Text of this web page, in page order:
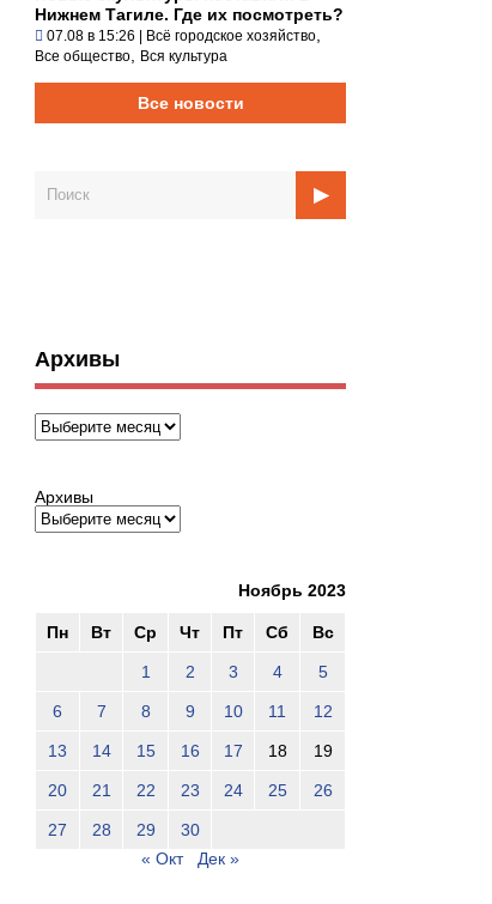
Нижнем Тагиле. Где их посмотреть?
07.08 в 15:26 | Всё городское хозяйство
Все общество Вся культура
Все новости
Архивы
Архивы
Архивы
Ноябрь 2023
Пн Вт Ср Чт Пт Сб Вс
1 2 3 4 5
6 7 8 9 10 11 12
13 14 15 16 17 18 19
20 21 22 23 24 25 26
27 28 29
30
« Окт
Дек »